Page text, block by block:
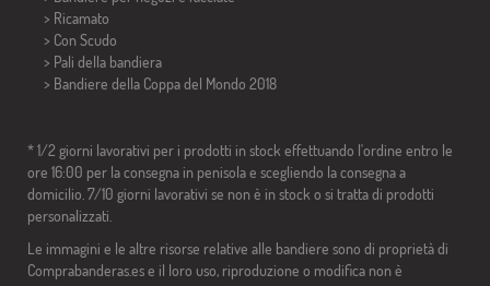
> Ricamato
> Con Scudo
> Pali della bandiera
> Bandiere della Coppa del Mondo 2018
* 1/2 giorni lavorativi per i prodotti in stock effettuando l'ordine entro le
ore 16:00 per la consegna in penisola e scegliendo la consegna a
domicilio. 7/10 giorni lavorativi se non è in stock o si tratta di prodotti
personalizzati.
Le immagini e le altre risorse relative alle bandiere sono di proprietà di
Comprabanderas.es e il loro uso, riproduzione o modifica non è